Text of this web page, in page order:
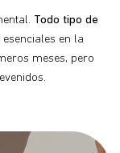
Todo tipo de
esenciales en la
meses, pero